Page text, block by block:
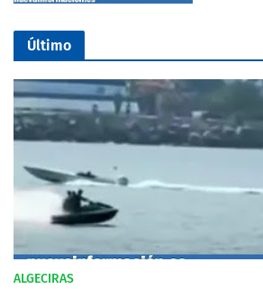
Último
ALGECIRAS